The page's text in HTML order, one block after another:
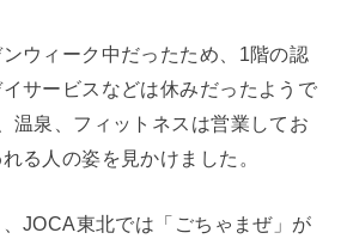
ウィーク中だったため、1階の認
サービスなどは休みだったようで
温泉、フィットネスは営業してお
る人の姿を見かけました。
JOCA東北では「ごちゃまぜ」が